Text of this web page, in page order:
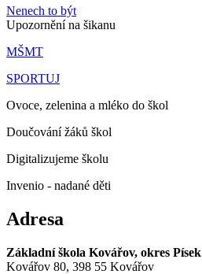
Nenech to být
Upozornění na šikanu
MŠMT
SPORTUJ
Ovoce, zelenina a mléko do škol
Doučování žáků škol
Digitalizujeme školu
Invenio - nadané děti
Adresa
Základní škola Kovářov, okres Písek
Kovářov 80, 398 55 Kovářov